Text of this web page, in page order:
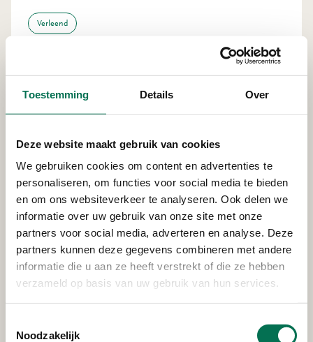
Toestemming Details Over
Deze website maakt gebruik van cookies
We gebruiken cookies om content en advertenties te
personaliseren, om functies voor social media te bieden
en om ons websiteverkeer te analyseren. Ook delen we
informatie over uw gebruik van onze site met onze
partners voor social media, adverteren en analyse. Deze
partners kunnen deze gegevens combineren met andere
informatie die u aan ze heeft verstrekt of die ze hebben
verzameld op basis van uw gebruik van hun services.
Noodzakelijk
Verleend
Simon Stevinstraat 12, 3291 CA Strijen
FrieslandCampina Nederland
B.V.
Verleend